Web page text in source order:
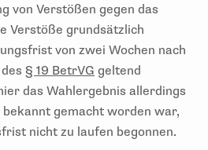
von Verstößen gegen das
Verstöße grundsätzlich
von zwei Wochen nach
§ 19 BetrVG geltend
das Wahlergebnis allerdings
gemacht worden war,
nicht zu laufen begonnen.